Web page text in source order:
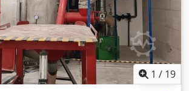
de la documentación
posible realizar una inspección en las
Tzofx Aivock
1 / 19